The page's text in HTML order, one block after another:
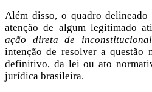
Além disso, o quadro delineado
atenção de algum legitimado
ação direta de
intenção de resolver a questão
definitivo, da lei ou ato
jurídica brasileira.